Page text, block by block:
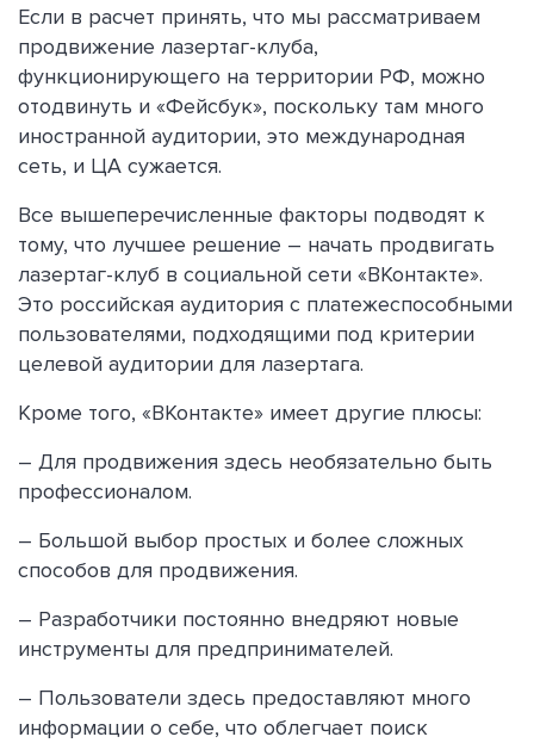
Если в расчет принять, что мы рассматриваем
продвижение лазертаг-клуба,
функционирующего на территории РФ, можно
отодвинуть и «Фейсбук», поскольку там много
иностранной аудитории, это международная
сеть, и ЦА сужается.
Все вышеперечисленные факторы подводят к
тому, что лучшее решение – начать продвигать
лазертаг-клуб в социальной сети «ВКонтакте».
Это российская аудитория с платежеспособными
пользователями, подходящими под критерии
целевой аудитории для лазертага.
Кроме того, «ВКонтакте» имеет другие плюсы:
– Для продвижения здесь необязательно быть
профессионалом.
– Большой выбор простых и более сложных
способов для продвижения.
– Разработчики постоянно внедряют новые
инструменты для предпринимателей.
– Пользователи здесь предоставляют много
информации о себе, что облегчает поиск